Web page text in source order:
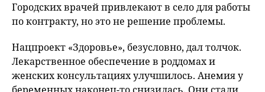
Городских врачей привлекают в село для работы
по контракту, но это не решение проблемы.
Нацпроект «Здоровье», безусловно, дал толчок.
Лекарственное обеспечение в роддомах и
женских консультациях улучшилось. Анемия у